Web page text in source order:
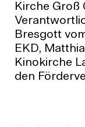
Kirche Groß
Bresgott
EKD,
Kinokirche
den